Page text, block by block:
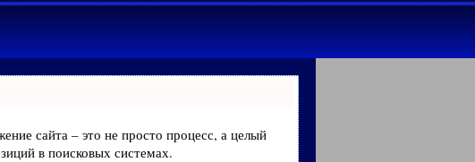
сайта – это не просто процесс, а целый
в поисковых системах.